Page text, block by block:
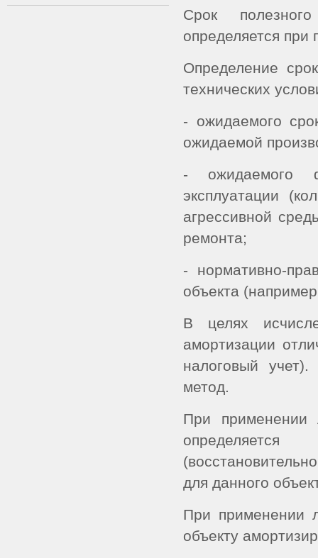
Срок
определяется при
Определение
технических
- ожидаемого
ожидаемой
- ожидаемого
эксплуатации
агрессивной
ремонта;
- нормативно-
объекта
В целях
амортизации
налоговый
метод.
При применении
для данного
При применении
объекту